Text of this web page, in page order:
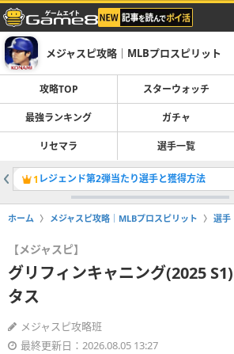
メジャスピ攻略｜MLBプロスピリット
攻略TOP スターウォッチ
最強ランキング ガチャ
リセマラ 選手一覧
1 レジェンド第2弾当たり選手と獲得方法
ホーム メジャスピ攻略｜MLBプロスピリット 選手
【メジャスピ】
グリフィンキャニング(2025
タス
メジャスピ攻略班
最終更新日：2026.08.05 13:27